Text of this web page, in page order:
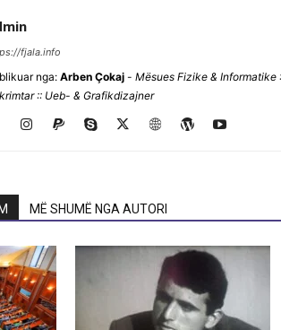
fjala.info
nga: Arben Çokaj - Mësues Fizike & Informatike
:: Ueb- & Grafikdizajner
MË SHUMË NGA AUTORI